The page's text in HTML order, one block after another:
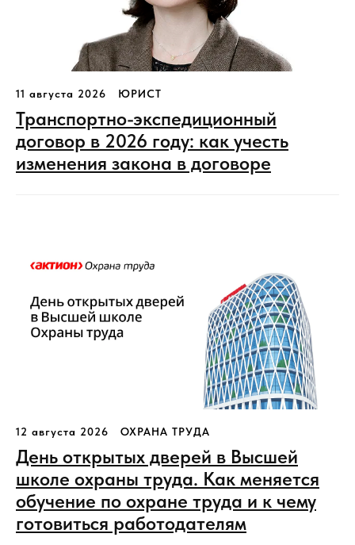
11 августа 2026 ЮРИСТ
Транспортно-экспедиционный
договор в 2026 году: как учесть
изменения закона в договоре
12 августа 2026 ОХРАНА ТРУДА
День открытых дверей в Высшей
школе охраны труда. Как меняется
обучение по охране труда и к чему
готовиться работодателям